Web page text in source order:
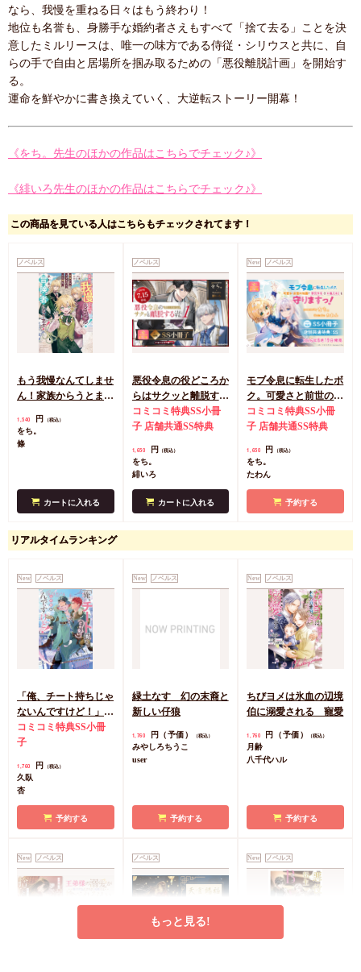
なら、我慢を重ねる日々はもう終わり！
地位も名誉も、身勝手な婚約者さえもすべて「捨て去る」ことを決
意したミルリースは、唯一の味方である侍従・シリウスと共に、自
らの手で自由と居場所を掴み取るための「悪役離脱計画」を開始す
る。
運命を鮮やかに書き換えていく、大逆転ストーリー開幕！
《をち。先生のほかの作品はこちらでチェック♪》
《緋いろ先生のほかの作品はこちらでチェック♪》
この商品を見ている人はこちらもチェックされてます！
ノベルス
もう我慢なんてしませ
ん！家族からうとまれ
冒険者になります！
1,540 円 （税込）
をち。
條
カートに入れる
ノベルス
悪役令息の役どころか
らはサクッと離脱する
ことにする。（1）
コミコミ特典SS小冊
子 店舗共通SS特典
1,650 円 （税込）
をち。
緋いろ
カートに入れる
New ノベルス
モブ令息に転生したボ
ク。可愛さと前世の知
識で悪役令息なお義兄
さまを守りますっ！
コミコミ特典SS小冊
子 店舗共通SS特典
1,650 円 （税込）
をち。
たわん
予約する
リアルタイムランキング
New ノベルス
「俺、チート持ちじゃ
ないんですけど！」北
の砦編
コミコミ特典SS小冊
子
1,760 円 （税込）
久臥
杏
予約する
New ノベルス
緑土なす 幻の末裔と
新しい仔狼
1,760 円（予価） （税込）
みやしろちうこ
user
予約する
New ノベルス
ちびヨメは氷血の辺境
伯に溺愛される 寵愛
1,760 円（予価） （税込）
月齢
八千代ハル
予約する
New ノベルス ノベルス New ノベルス
もっと見る!